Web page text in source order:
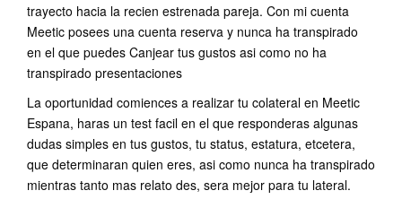
trayecto hacia la recien estrenada pareja. Con mi cuenta
Meetic posees una cuenta reserva y nunca ha transpirado
en el que puedes Canjear tus gustos asi­ como no ha
transpirado presentaciones
La oportunidad comiences a realizar tu colateral en Meetic
Espana, haras un test facil en el que responderas algunas
dudas simples en tus gustos, tu status, estatura, etcetera,
que determinaran quien eres, asi­ como nunca ha transpirado
mientras tanto mas relato des, sera mejor para tu lateral.